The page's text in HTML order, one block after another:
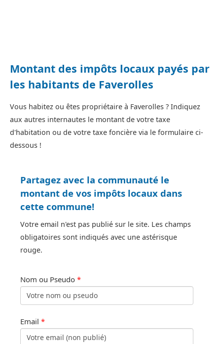
Montant des impôts locaux payés par
les habitants de Faverolles
Vous habitez ou êtes propriétaire à Faverolles ? Indiquez
aux autres internautes le montant de votre taxe
d'habitation ou de votre taxe foncière via le formulaire ci-
dessous !
Partagez avec la communauté le
montant de vos impôts locaux dans
cette commune!
Votre email n'est pas publié sur le site. Les champs
obligatoires sont indiqués avec une astérisque
rouge.
Nom ou Pseudo *
Email *